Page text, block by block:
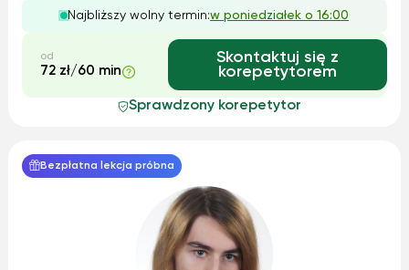
rozwinąć swoich umiejętno...
Najbliższy wolny termin:w poniedziałek o 16:00
od
72 zł/60 min
Skontaktuj się z
korepetytorem
Sprawdzony korepetytor
Bezpłatna lekcja próbna